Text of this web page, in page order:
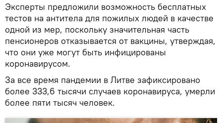
Эксперты предложили возможность бесплатных
тестов на антитела для пожилых людей в качестве
одной из мер, поскольку значительная часть
пенсионеров отказывается от вакцины, утверждая,
что они уже могут быть инфицированы
коронавирусом.
За все время пандемии в Литве зафиксировано
более 333,6 тысячи случаев коронавируса, умерли
более пяти тысяч человек.